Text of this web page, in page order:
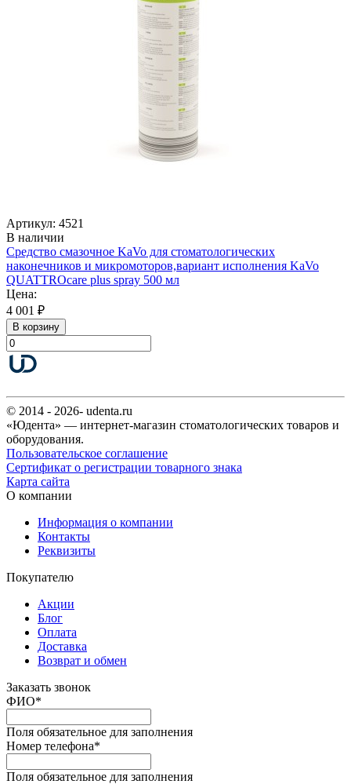
Артикул: 4521
В наличии
Средство смазочное KaVo для стоматологических
наконечников и микромоторов,вариант исполнения KaVo
QUATTROcare plus spray 500 мл
Цена:
4 001 ₽
В корзину
© 2014 - 2026- udenta.ru
«Юдента» — интернет-магазин стоматологических товаров и
оборудования.
Пользовательское соглашение
Сертификат о регистрации товарного знака
Карта сайта
О компании
Информация о компании
Контакты
Реквизиты
Покупателю
Акции
Блог
Оплата
Доставка
Возврат и обмен
Заказать звонок
ФИО*
Поля обязательное для заполнения
Номер телефона*
Поля обязательное для заполнения